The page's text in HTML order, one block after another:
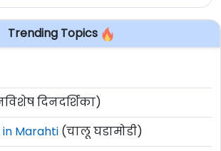
Trending Topics
दिनदर्शिका)
Marahti (चालू घडामोडी)